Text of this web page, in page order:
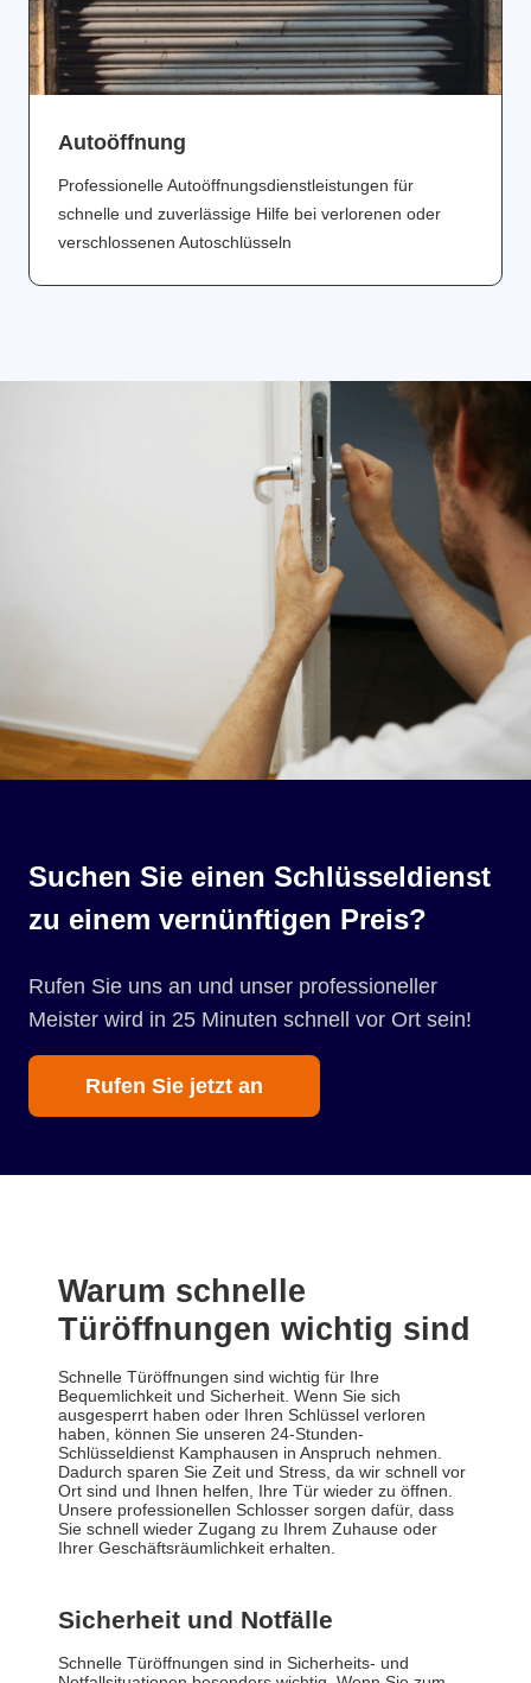
Аutoöffnung
Professionelle Autoöffnungsdienstleistungen für
schnelle und zuverlässige Hilfe bei verlorenen oder
verschlossenen Autoschlüsseln
Suchen Sie einen Schlüsseldienst
zu einem vernünftigen Preis?
Rufen Sie uns an und unser professioneller
Meister wird in 25 Minuten schnell vor Ort sein!
Rufen Sie jetzt an
Warum schnelle
Türöffnungen wichtig sind
Schnelle Türöffnungen sind wichtig für Ihre
Bequemlichkeit und Sicherheit. Wenn Sie sich
ausgesperrt haben oder Ihren Schlüssel verloren
haben, können Sie unseren 24-Stunden-
Schlüsseldienst Kamphausen in Anspruch nehmen.
Dadurch sparen Sie Zeit und Stress, da wir schnell vor
Ort sind und Ihnen helfen, Ihre Tür wieder zu öffnen.
Unsere professionellen Schlosser sorgen dafür, dass
Sie schnell wieder Zugang zu Ihrem Zuhause oder
Ihrer Geschäftsräumlichkeit erhalten.
Sicherheit und Notfälle
Schnelle Türöffnungen sind in Sicherheits- und